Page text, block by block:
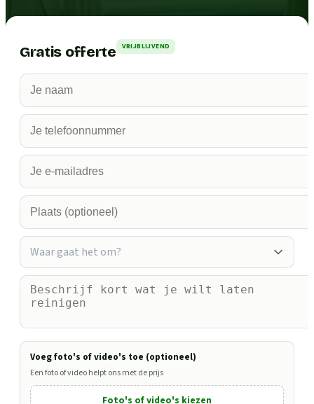
Gratis offerte VRIJBLIJVEND
Waar gaat het om?
Voeg foto's of video's toe (optioneel)
Een foto of video helpt ons met de prijs
Foto's of video's kiezen